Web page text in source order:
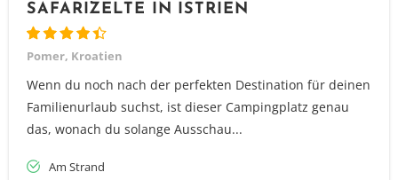
SAFARIZELTE IN ISTRIEN
Pomer, Kroatien
Wenn du noch nach der perfekten Destination für deinen
Familienurlaub suchst, ist dieser Campingplatz genau
das, wonach du solange Ausschau...
Am Strand